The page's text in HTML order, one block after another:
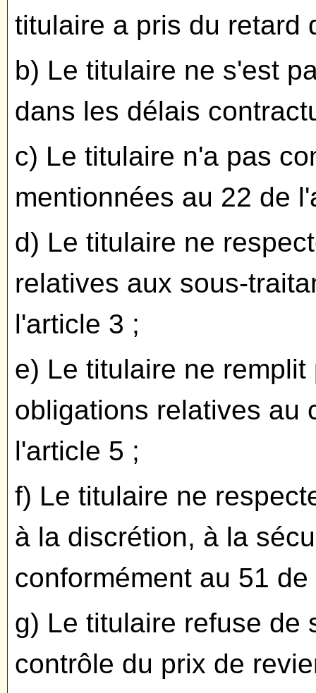
titulaire a pris du retard
b) Le titulaire ne s'est
dans les délais
c) Le titulaire n'a pas
mentionnées au 22 de
d) Le titulaire ne
relatives aux sous-
l'article 3 ;
e) Le titulaire ne
obligations relatives au
l'article 5 ;
f) Le titulaire ne
à la discrétion, à la
conformément au 51
g) Le titulaire refuse de
contrôle du prix de